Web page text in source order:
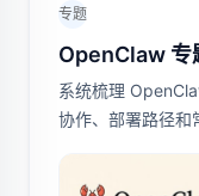
专题
OpenClaw 专
系统梳理
协作、部署路径和